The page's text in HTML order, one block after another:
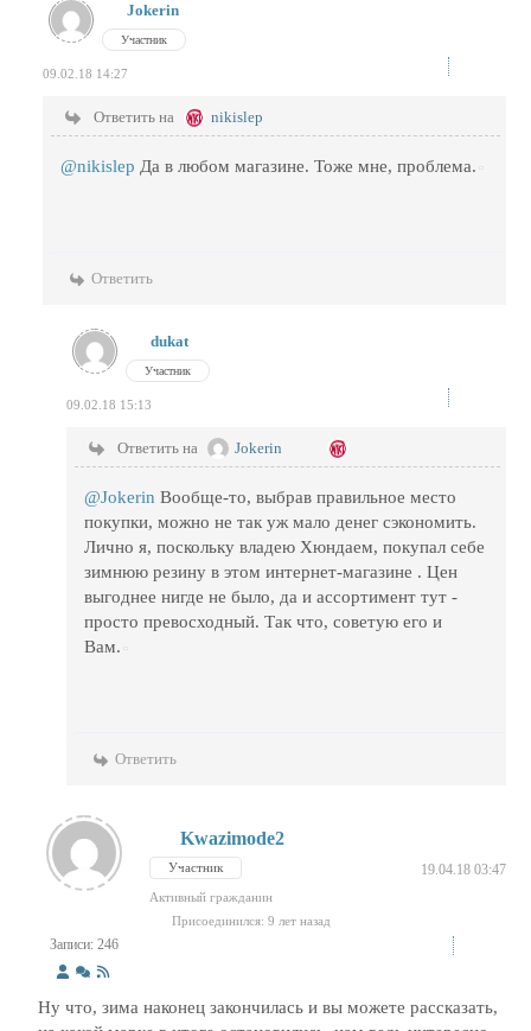
Jokerin
Участник
09.02.18 14:27
Ответить на nikislep
@nikislep Да в любом магазине. Тоже мне, проблема.
Ответить
dukat
Участник
09.02.18 15:13
Ответить на Jokerin
@Jokerin Вообще-то, выбрав правильное место
покупки, можно не так уж мало денег сэкономить.
Лично я, поскольку владею Хюндаем, покупал себе
зимнюю резину в этом интернет-магазине . Цен
выгоднее нигде не было, да и ассортимент тут -
просто превосходный. Так что, советую его и
Вам.
Ответить
Записи: 246
Kwazimode2
Участник 19.04.18 03:47
Активный гражданин
Присоединился: 9 лет назад
Ну что, зима наконец закончилась и вы можете рассказать,